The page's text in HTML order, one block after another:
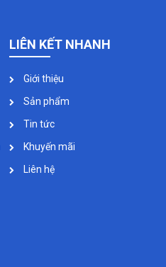
LIÊN KẾT NHANH
Giới thiệu
Sản phẩm
Tin tức
Khuyến mãi
Liên hệ